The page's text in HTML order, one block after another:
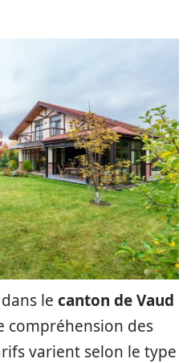
le canton de Vaud
compréhension des
varient selon le type